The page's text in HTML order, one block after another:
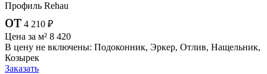
Профиль Rehau
от 4 210 ₽
Цена за м² 8 420
В цену не включены: Подоконник, Эркер, Отлив, Нащельник,
Козырек
Заказать